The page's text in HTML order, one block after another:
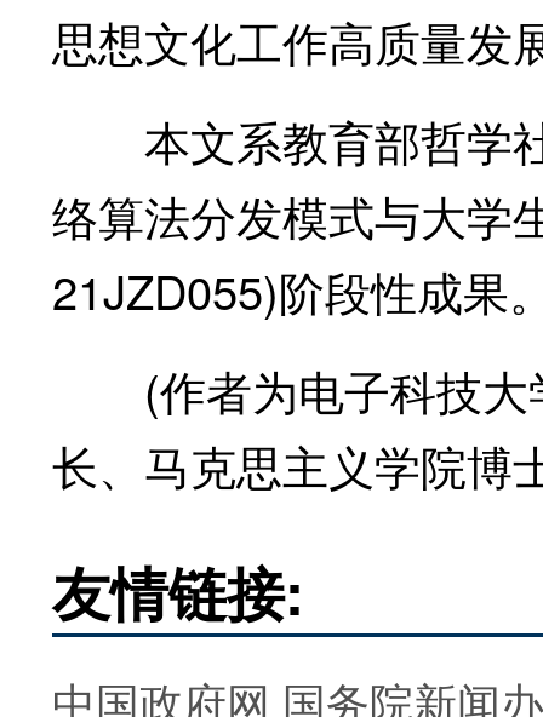
思想文化工作高质量发
本文系教育部哲学社
络算法分发模式与大学
21JZD055)阶段性成果
(作者为电子科技大
长、马克思主义学院博
友情链接:
中国政府网 国务院新闻